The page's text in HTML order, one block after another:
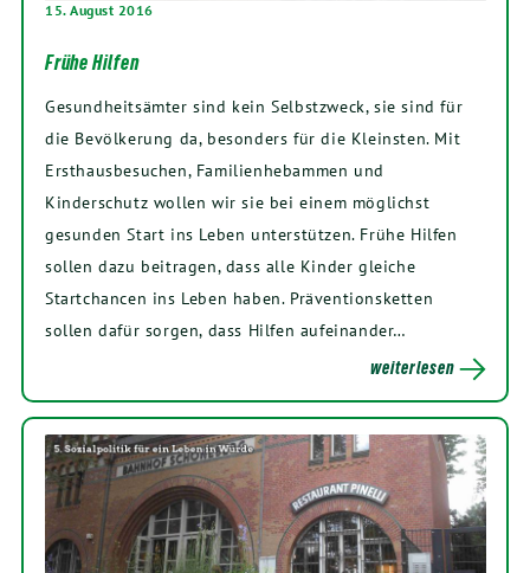
15. August 2016
Frühe Hilfen
Gesundheitsämter sind kein Selbstzweck, sie sind für
die Bevölkerung da, besonders für die Kleinsten. Mit
Ersthausbesuchen, Familienhebammen und
Kinderschutz wollen wir sie bei einem möglichst
gesunden Start ins Leben unterstützen. Frühe Hilfen
sollen dazu beitragen, dass alle Kinder gleiche
Startchancen ins Leben haben. Präventionsketten
sollen dafür sorgen, dass Hilfen aufeinander…
weiterlesen